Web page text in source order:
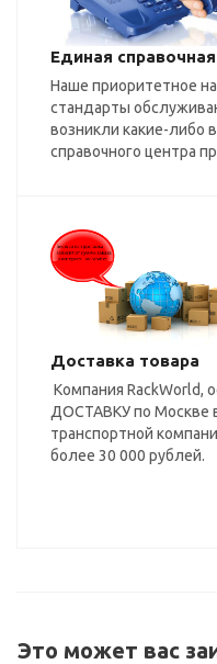
Единая
Наше приоритетное
стандарты
возникли какие-либо
справочного центра
Доставка товара
Компания
ДОСТАВКУ по Москве
транспортной
более 30 000 рублей.
Это может вас